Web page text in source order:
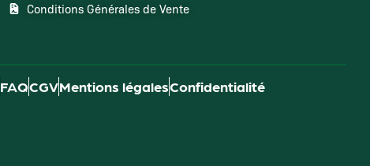
Conditions Générales de Vente
FAQCGVMentions légalesConfidentialité